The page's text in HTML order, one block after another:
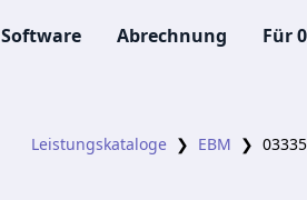
Software Abrechnung Für
Leistungskataloge ❯ EBM ❯ 03335